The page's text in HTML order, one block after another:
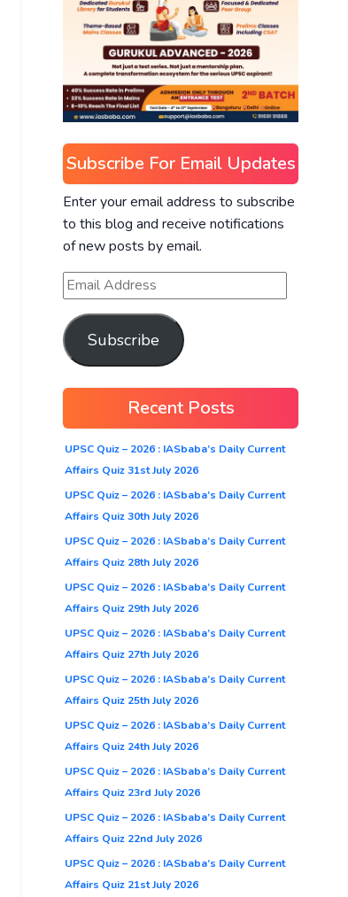
Subscribe For Email Updates
Enter your email address to subscribe
to this blog and receive notifications
of new posts by email.
Subscribe
Recent Posts
UPSC Quiz – 2026 : IASbaba’s Daily Current
Affairs Quiz 31st July 2026
UPSC Quiz – 2026 : IASbaba’s Daily Current
Affairs Quiz 30th July 2026
UPSC Quiz – 2026 : IASbaba’s Daily Current
Affairs Quiz 28th July 2026
UPSC Quiz – 2026 : IASbaba’s Daily Current
Affairs Quiz 29th July 2026
UPSC Quiz – 2026 : IASbaba’s Daily Current
Affairs Quiz 27th July 2026
UPSC Quiz – 2026 : IASbaba’s Daily Current
Affairs Quiz 25th July 2026
UPSC Quiz – 2026 : IASbaba’s Daily Current
Affairs Quiz 24th July 2026
UPSC Quiz – 2026 : IASbaba’s Daily Current
Affairs Quiz 23rd July 2026
UPSC Quiz – 2026 : IASbaba’s Daily Current
Affairs Quiz 22nd July 2026
UPSC Quiz – 2026 : IASbaba’s Daily Current
Affairs Quiz 21st July 2026